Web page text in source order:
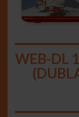
WEB-DL